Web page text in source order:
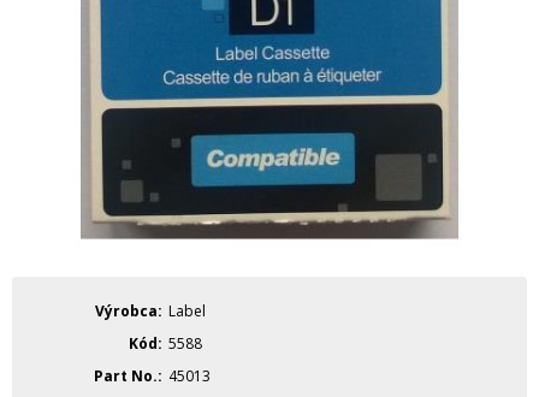
Výrobca
Label
Kód 5588
Part No.
45013